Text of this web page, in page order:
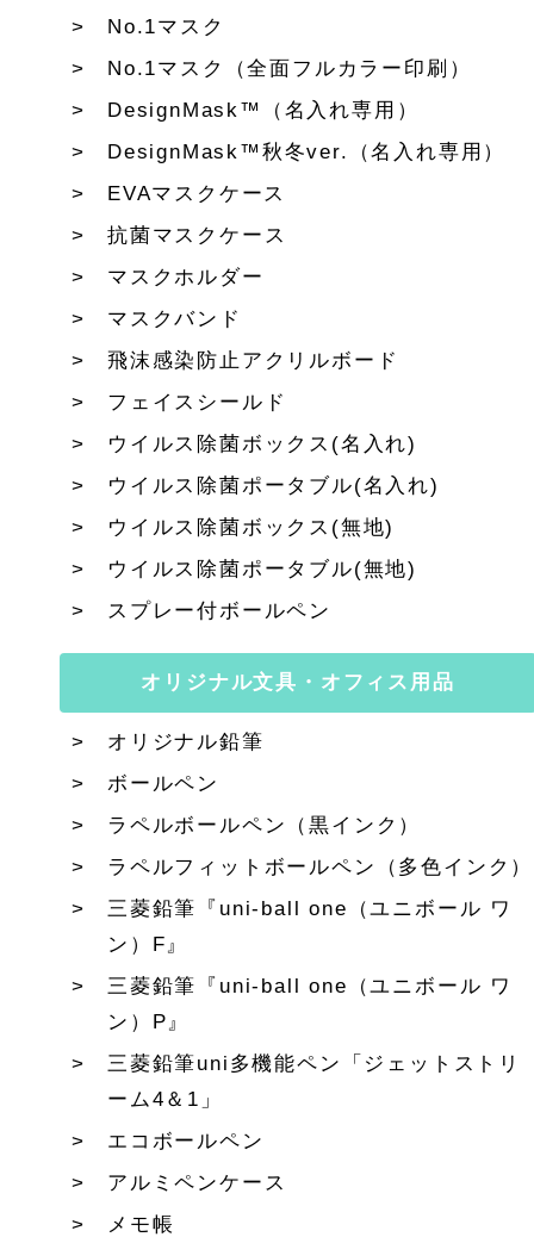
No.1マスク
No.1マスク（全面フルカラー印刷）
DesignMask™（名入れ専用）
DesignMask™秋冬ver.（名入れ専用）
EVAマスクケース
抗菌マスクケース
マスクホルダー
マスクバンド
飛沫感染防止アクリルボード
フェイスシールド
ウイルス除菌ボックス(名入れ)
ウイルス除菌ポータブル(名入れ)
ウイルス除菌ボックス(無地)
ウイルス除菌ポータブル(無地)
スプレー付ボールペン
オリジナル文具・オフィス用品
オリジナル鉛筆
ボールペン
ラペルボールペン（黒インク）
ラペルフィットボールペン（多色インク）
三菱鉛筆『uni-ball one（ユニボール ワ
ン）F』
三菱鉛筆『uni-ball one（ユニボール ワ
ン）P』
三菱鉛筆uni多機能ペン「ジェットストリ
ーム4＆1」
エコボールペン
アルミペンケース
メモ帳